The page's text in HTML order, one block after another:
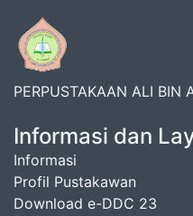
PERPUSTAKAAN ALI BIN
Informasi dan
Informasi
Profil Pustakawan
Download e-DDC 23